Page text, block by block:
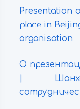
Presentation
place in
organisation
О
|